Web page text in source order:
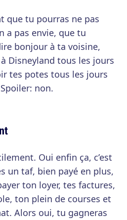
que tu pourras ne pas
a pas envie, que tu
bonjour à ta voisine,
Disneyland tous les jours
tes potes tous les jours
Spoiler: non.
Oui enfin ça, c’est
un taf, bien payé en plus,
ton loyer, tes factures,
ton plein de courses et
Alors oui, tu gagneras